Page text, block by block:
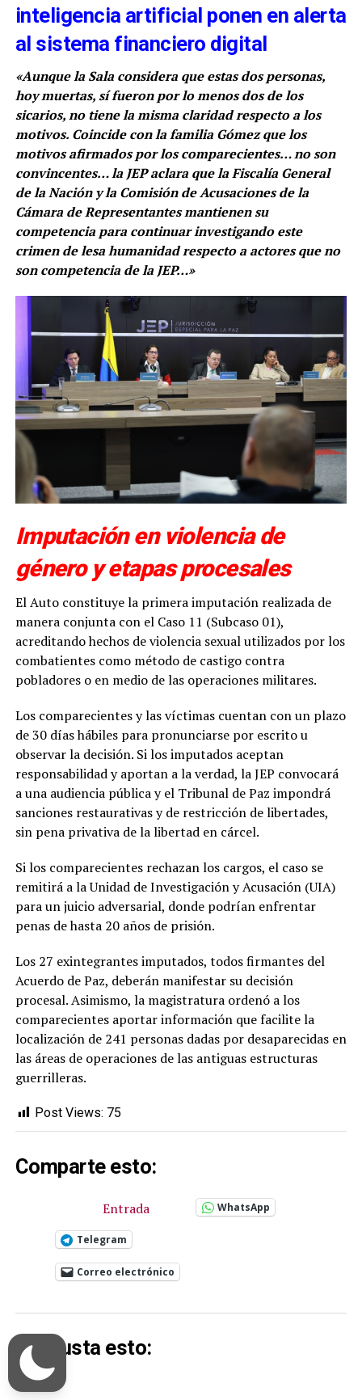
inteligencia artificial ponen en alerta
al sistema financiero digital
«Aunque la Sala considera que estas dos personas,
hoy muertas, sí fueron por lo menos dos de los
sicarios, no tiene la misma claridad respecto a los
motivos. Coincide con la familia Gómez que los
motivos afirmados por los comparecientes… no son
convincentes… la JEP aclara que la Fiscalía General
de la Nación y la Comisión de Acusaciones de la
Cámara de Representantes mantienen su
competencia para continuar investigando este
crimen de lesa humanidad respecto a actores que no
son competencia de la JEP…»
Imputación en violencia de
género y etapas procesales
El Auto constituye la primera imputación realizada de
manera conjunta con el Caso 11 (Subcaso 01),
acreditando hechos de violencia sexual utilizados por los
combatientes como método de castigo contra
pobladores o en medio de las operaciones militares.
Los comparecientes y las víctimas cuentan con un plazo
de 30 días hábiles para pronunciarse por escrito u
observar la decisión. Si los imputados aceptan
responsabilidad y aportan a la verdad, la JEP convocará
a una audiencia pública y el Tribunal de Paz impondrá
sanciones restaurativas y de restricción de libertades,
sin pena privativa de la libertad en cárcel.
Si los comparecientes rechazan los cargos, el caso se
remitirá a la Unidad de Investigación y Acusación (UIA)
para un juicio adversarial, donde podrían enfrentar
penas de hasta 20 años de prisión.
Los 27 exintegrantes imputados, todos firmantes del
Acuerdo de Paz, deberán manifestar su decisión
procesal. Asimismo, la magistratura ordenó a los
comparecientes aportar información que facilite la
localización de 241 personas dadas por desaparecidas en
las áreas de operaciones de las antiguas estructuras
guerrilleras.
Post Views: 75
Comparte esto:
Entrada WhatsApp
Telegram
Correo electrónico
Me gusta esto: